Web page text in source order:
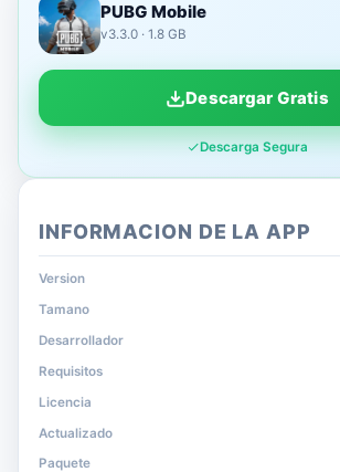
PUBG Mobile
v3.3.0 · 1.8 GB
Descargar Gratis
Descarga Segura
INFORMACION DE LA APP
Version
Tamano
Desarrollador
Requisitos
Licencia
Actualizado
Paquete